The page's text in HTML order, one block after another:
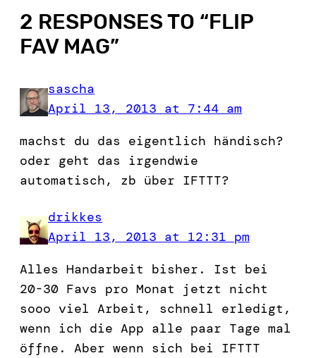
2 RESPONSES TO “FLIP
FAV MAG”
sascha
April 13, 2013 at 7:44 am
machst du das eigentlich händisch?
oder geht das irgendwie
automatisch, zb über IFTTT?
drikkes
April 13, 2013 at 12:31 pm
Alles Handarbeit bisher. Ist bei
20-30 Favs pro Monat jetzt nicht
sooo viel Arbeit, schnell erledigt,
wenn ich die App alle paar Tage mal
öffne. Aber wenn sich bei IFTTT